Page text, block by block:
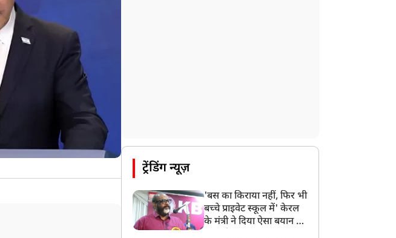
ट्रेंडिंग न्यूज़
'बस का किराया नहीं, फिर भी
बच्चे प्राइवेट स्कूल में' केरल
के मंत्री ने दिया ऐसा बयान की